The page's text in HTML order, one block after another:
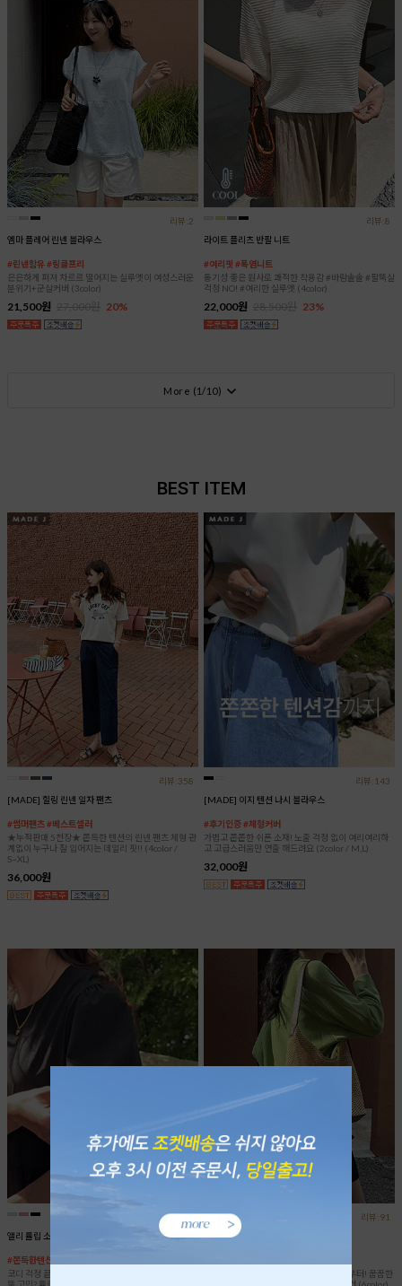
리뷰:2
엠마 플레어 린넨 블라우스
#린넨함유 #링클프리
은은하게 퍼져 차르르 떨어지는 실루엣이 여성스러운
분위기+군살커버 (3color)
21,500원 20%
리뷰:8
라이트 플리츠 반팔 니트
#여리핏 #폭염니트
통기성 좋은 원사로 쾌적한 착용감 #바람솔솔 #팔뚝살
걱정 NO! #여리한 실루엣 (4color)
22,000원 23%
More (1/10)
BEST ITEM
리뷰:358
[MADE] 힐링 린넨 일자 팬츠
#썸머팬츠 #베스트셀러
★누적판매 5천장★ 쫀득한 텐션의 린넨 팬츠 체형 관
계없이 누구나 잘 입어지는 데일리 핏!! (4color /
S~XL)
36,000원
리뷰:143
[MADE] 이지 텐션 나시 블라우스
#후기인증 #체형커버
가볍고 쫀쫀한 쉬폰 소재! 노출 걱정 없이 여리여리하
고 고급스러움만 연출 해드려요 (2color / M,L)
32,000원
리뷰:12
앨리 튤립 소매 원피스
#쫀득한텐션 #바스락
코디 걱정 끝! 한/벌/완/성 가능한 가벼운 원피스♥ 팔
리뷰:91
드론 썸머 니트 가디건
뜨거운 자외선과 차가운 에어컨 바람으로부터! 꿉꿉한